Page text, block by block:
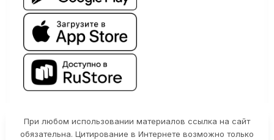
При любом использовании материалов ссылка на сайт
обязательна. Цитирование в Интернете возможно только